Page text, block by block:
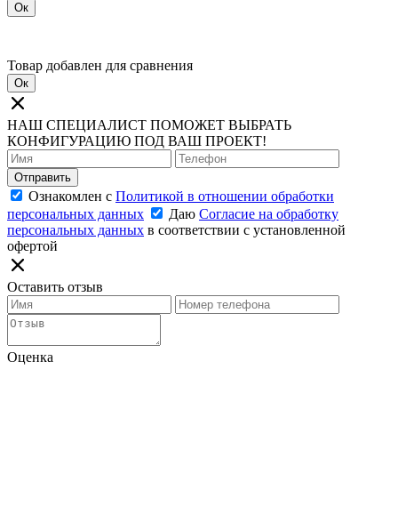
Ок
Товар добавлен для сравнения
Ок
НАШ СПЕЦИАЛИСТ ПОМОЖЕТ ВЫБРАТЬ
КОНФИГУРАЦИЮ ПОД ВАШ ПРОЕКТ!
Отправить
Ознакомлен с Политикой в отношении обработки
персональных данных
Даю Согласие на обработку
персональных данных в соответствии с установленной
офертой
Оставить отзыв
Оценка